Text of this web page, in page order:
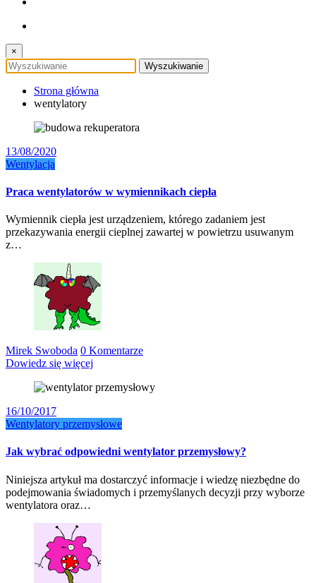
×
Strona główna
wentylatory
13/08/2020
Wentylacja
Praca wentylatorów w wymiennikach ciepła
Wymiennik ciepła jest urządzeniem, którego zadaniem jest
przekazywania energii cieplnej zawartej w powietrzu usuwanym
z…
Mirek Swoboda 0 Komentarze
Dowiedz się więcej
16/10/2017
Wentylatory przemysłowe
Jak wybrać odpowiedni wentylator przemysłowy?
Niniejsza artykuł ma dostarczyć informacje i wiedzę niezbędne do
podejmowania świadomych i przemyślanych decyzji przy wyborze
wentylatora oraz…